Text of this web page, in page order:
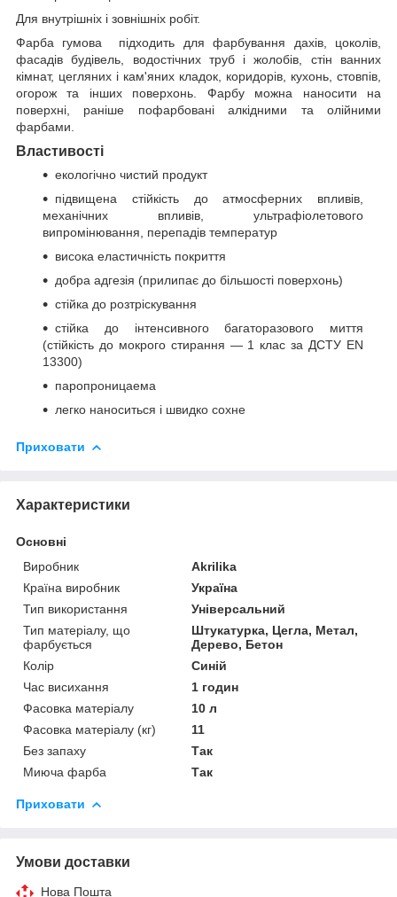
Для внутрішніх і зовнішніх робіт.
Фарба гумова підходить для фарбування дахів, цоколів,
фасадів будівель, водостічних труб і жолобів, стін ванних
кімнат, цегляних і кам'яних кладок, коридорів, кухонь, стовпів,
огорож та інших поверхонь. Фарбу можна наносити на
поверхні, раніше пофарбовані алкідними та олійними
фарбами.
Властивості
екологічно чистий продукт
підвищена стійкість до атмосферних впливів,
механічних впливів, ультрафіолетового
випромінювання, перепадів температур
висока еластичність покриття
добра адгезія (прилипає до більшості поверхонь)
стійка до розтріскування
стійка до інтенсивного багаторазового миття
(стійкість до мокрого стирання — 1 клас за ДСТУ EN
13300)
паропроницаема
легко наноситься і швидко сохне
Приховати
Характеристики
Основні
Виробник
Akrilika
Країна виробник
Україна
Тип використання
Універсальний
Тип матеріалу, що
фарбується
Штукатурка, Цегла, Метал,
Дерево, Бетон
Колір
Синій
Час висихання
1 годин
Фасовка матеріалу
10 л
Фасовка матеріалу (кг)
11
Без запаху
Так
Миюча фарба
Так
Приховати
Умови доставки
Нова Пошта